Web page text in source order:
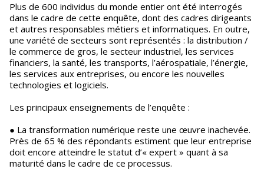
Plus de 600 individus du monde entier ont été interrogés
dans le cadre de cette enquête, dont des cadres dirigeants
et autres responsables métiers et informatiques. En outre,
une variété de secteurs sont représentés : la distribution /
le commerce de gros, le secteur industriel, les services
financiers, la santé, les transports, l’aérospatiale, l’énergie,
les services aux entreprises, ou encore les nouvelles
technologies et logiciels.
Les principaux enseignements de l’enquête :
● La transformation numérique reste une œuvre inachevée.
Près de 65 % des répondants estiment que leur entreprise
doit encore atteindre le statut d’« expert » quant à sa
maturité dans le cadre de ce processus.